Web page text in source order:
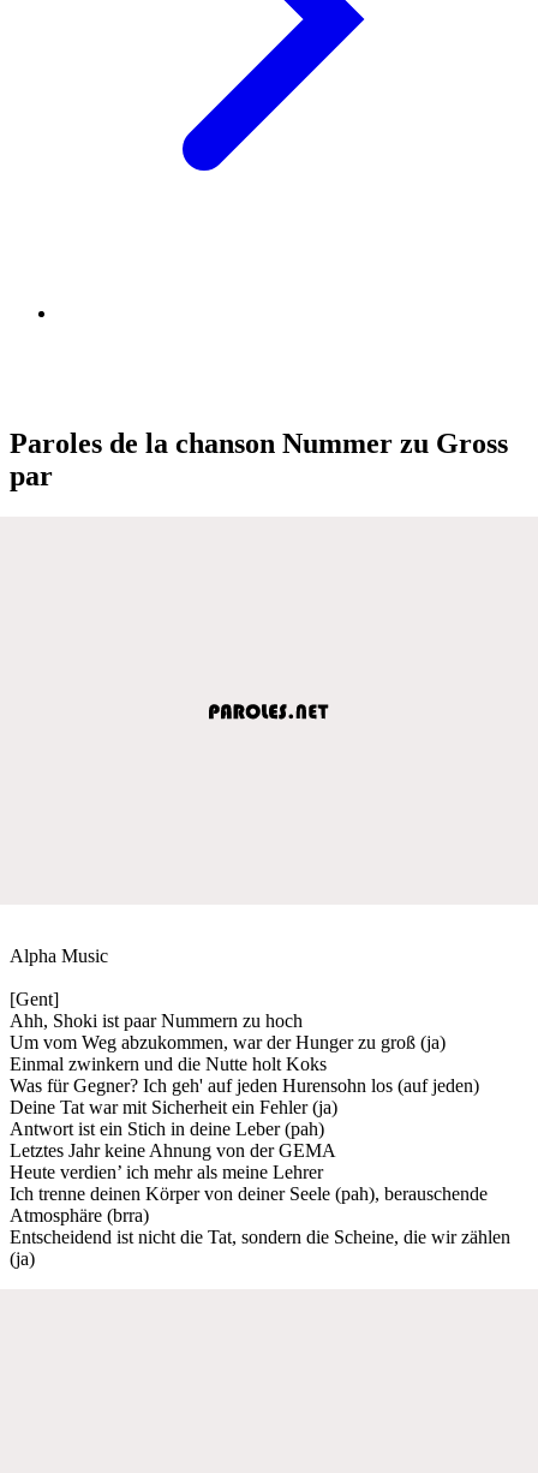
Paroles de la chanson Nummer zu Gross
par
Alpha Music
[Gent]
Ahh, Shoki ist paar Nummern zu hoch
Um vom Weg abzukommen, war der Hunger zu groß (ja)
Einmal zwinkern und die Nutte holt Koks
Was für Gegner? Ich geh' auf jeden Hurensohn los (auf jeden)
Deine Tat war mit Sicherheit ein Fehler (ja)
Antwort ist ein Stich in deine Leber (pah)
Letztes Jahr keine Ahnung von der GEMA
Heute verdien’ ich mehr als meine Lehrer
Ich trenne deinen Körper von deiner Seele (pah), berauschende
Atmosphäre (brra)
Entscheidend ist nicht die Tat, sondern die Scheine, die wir zählen
(ja)